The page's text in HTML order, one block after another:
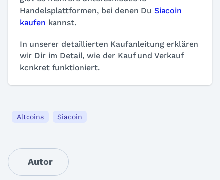
Handelsplattformen, bei denen Du Siacoin
kaufen kannst.
In unserer detaillierten Kaufanleitung erklären
wir Dir im Detail, wie der Kauf und Verkauf
konkret funktioniert.
Altcoins Siacoin
Autor